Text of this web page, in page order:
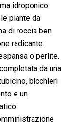
idroponico.
piante da
di roccia ben
radicante.
o perlite.
da una
bicchieri
e un